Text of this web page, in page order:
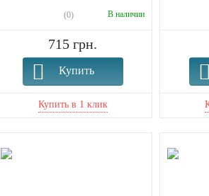
(0) В наличии
715 грн.
Купить